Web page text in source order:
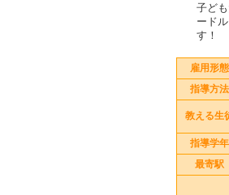
子ど
ード
す！
雇用形態
指導方法
教える生
指導学年
最寄駅